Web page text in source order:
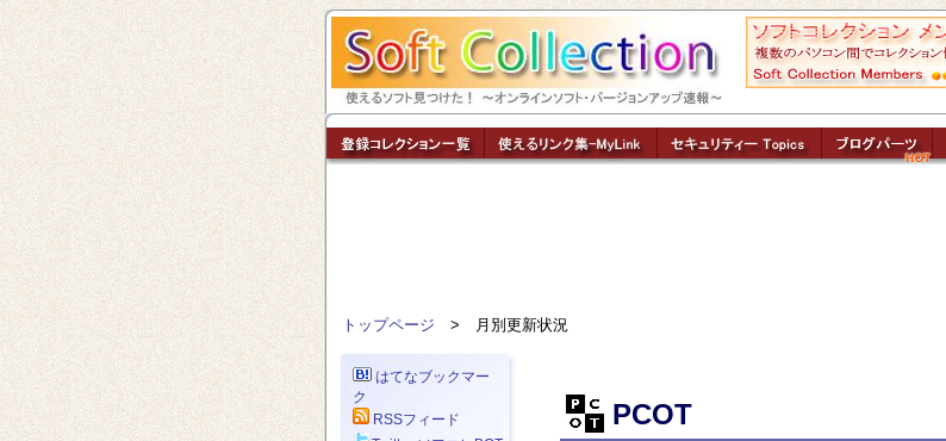
トップページ > 月別更新状況
はてなブックマー
ク
RSSフィード
PCOT